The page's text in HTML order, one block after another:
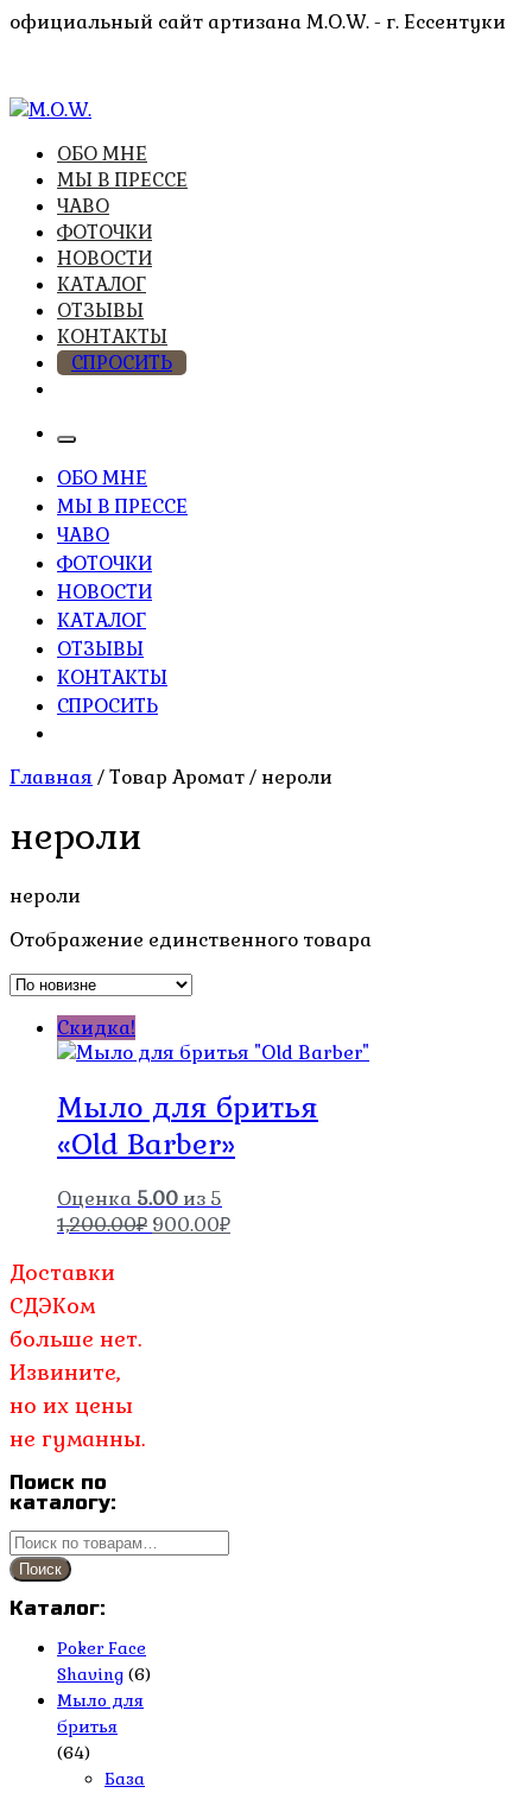
Перейти
официальный сайт артизана M.O.W. - г. Ессентуки
M.O.W.
высочайшее качество из натуральных компонентов
ОБО МНЕ
МЫ В ПРЕССЕ
ЧАВО
ФОТОЧКИ
НОВОСТИ
КАТАЛОГ
ОТЗЫВЫ
КОНТАКТЫ
СПРОСИТЬ
ОБО МНЕ
МЫ В ПРЕССЕ
ЧАВО
ФОТОЧКИ
НОВОСТИ
КАТАЛОГ
ОТЗЫВЫ
КОНТАКТЫ
СПРОСИТЬ
Главная / Товар Аромат / нероли
нероли
нероли
Отображение единственного товара
Скидка!
Мыло для бритья
«Old Barber»
Оценка 5.00 из 5
1,200.00₽ Первоначальная
900.00₽Текущая
Доставки
СДЭКом
больше нет.
Извините,
но их цены
не гуманны.
Поиск по
каталогу:
Искать:
Поиск
Каталог:
Poker Face
Shaving (6)
Мыло для
бритья
(64)
База